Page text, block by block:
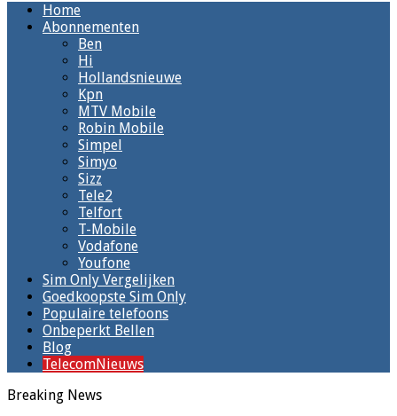
Home
Abonnementen
Ben
Hi
Hollandsnieuwe
Kpn
MTV Mobile
Robin Mobile
Simpel
Simyo
Sizz
Tele2
Telfort
T-Mobile
Vodafone
Youfone
Sim Only Vergelijken
Goedkoopste Sim Only
Populaire telefoons
Onbeperkt Bellen
Blog
TelecomNieuws
Breaking News